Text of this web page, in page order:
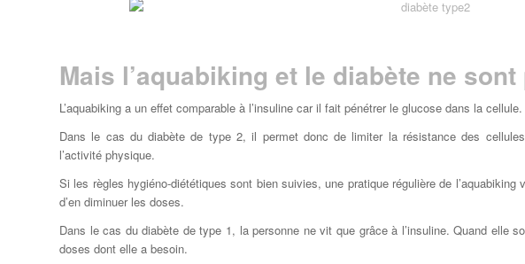
Mais l’aquabiking et le diabète ne
L’aquabiking a un effet comparable à l’insuline car il fait pénétrer le glucose dans la cellule.
Dans le cas du diabète de type 2, il permet donc de limiter la résistance des
l’activité physique.
Si les règles hygiéno-diététiques sont bien suivies, une pratique régulière de
d’en diminuer les doses.
Dans le cas du diabète de type 1, la personne ne vit que grâce à l’insuline. Quand elle
doses dont elle a besoin.